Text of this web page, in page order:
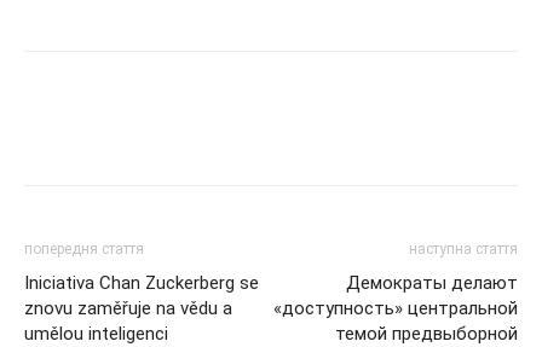
попередня стаття
Iniciativa Chan Zuckerberg se
znovu zaměřuje na vědu a
umělou inteligenci
наступна стаття
Демократы делают
«доступность» центральной
темой предвыборной